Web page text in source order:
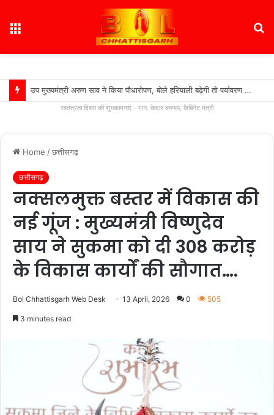
उप मुख्यमंत्री अरुण साव ने किया पौधारोपण, बोले हरियाली बढ़ेगी तो पर्यावरण भी स्वस्थ और सुंदर बनेगा….
स्वतंत्रता दिवस की शुभकामनाएं - मान. केदार कश्यप, कैबिनेट मंत्री
Home /छत्तीसगढ़
छत्तीसगढ़
नक्सलमुक्त बस्तर में विकास की
नई गूंज : मुख्यमंत्री विष्णुदेव
साय ने सुकमा को दी 308 करोड़
के विकास कार्यों की सौगात….
Bol Chhattisgarh Web Desk 13 April, 2026 0 505
3 minutes read